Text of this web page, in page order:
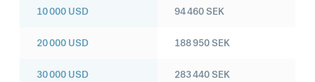
10 000 USD
20 000 USD
30 000 USD
94 460SEK
188 950SEK
283 440SEK